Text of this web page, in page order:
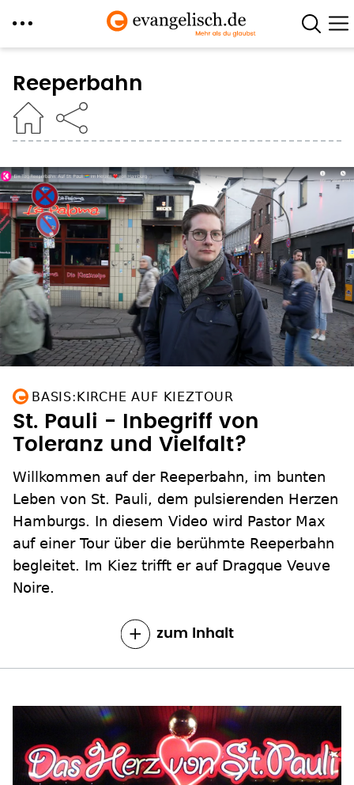
zum
Inhalt
Reeperbahn
BASIS:KIRCHE AUF KIEZTOUR
St. Pauli - Inbegriff von
Toleranz und Vielfalt?
Willkommen auf der Reeperbahn, im bunten
Leben von St. Pauli, dem pulsierenden Herzen
Hamburgs. In diesem Video wird Pastor Max
auf einer Tour über die berühmte Reeperbahn
begleitet. Im Kiez trifft er auf Dragque Veuve
Noire.
zum Inhalt